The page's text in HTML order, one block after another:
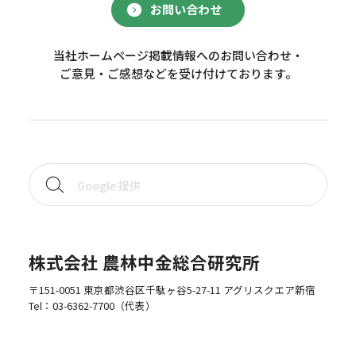
お問い合わせ
当社ホームページ掲載情報へのお問い合わせ・
ご意見・ご感想などを受け付けております。
株式会社 農林中金総合研究所
〒151-0051 東京都渋谷区千駄ヶ谷5-27-11 アグリスクエア新宿
Tel： 03-6362-7700（代表）